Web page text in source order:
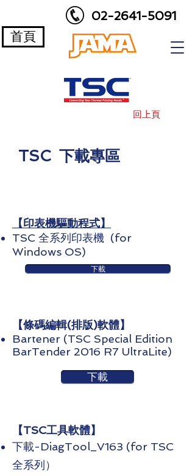
首頁
02-2641-5091
回上頁
​TSC 下載專區
【印表機驅動程式】
TSC 全系列印表機 (for
Windows OS)
下載
​【條碼編輯(排版)軟體】
Bartener (TSC Special Edition
BarTender 2016 R7 UltraLite)
下載
​【TSC工具軟體】
下載-DiagTool_V163 (for TSC
全系列）